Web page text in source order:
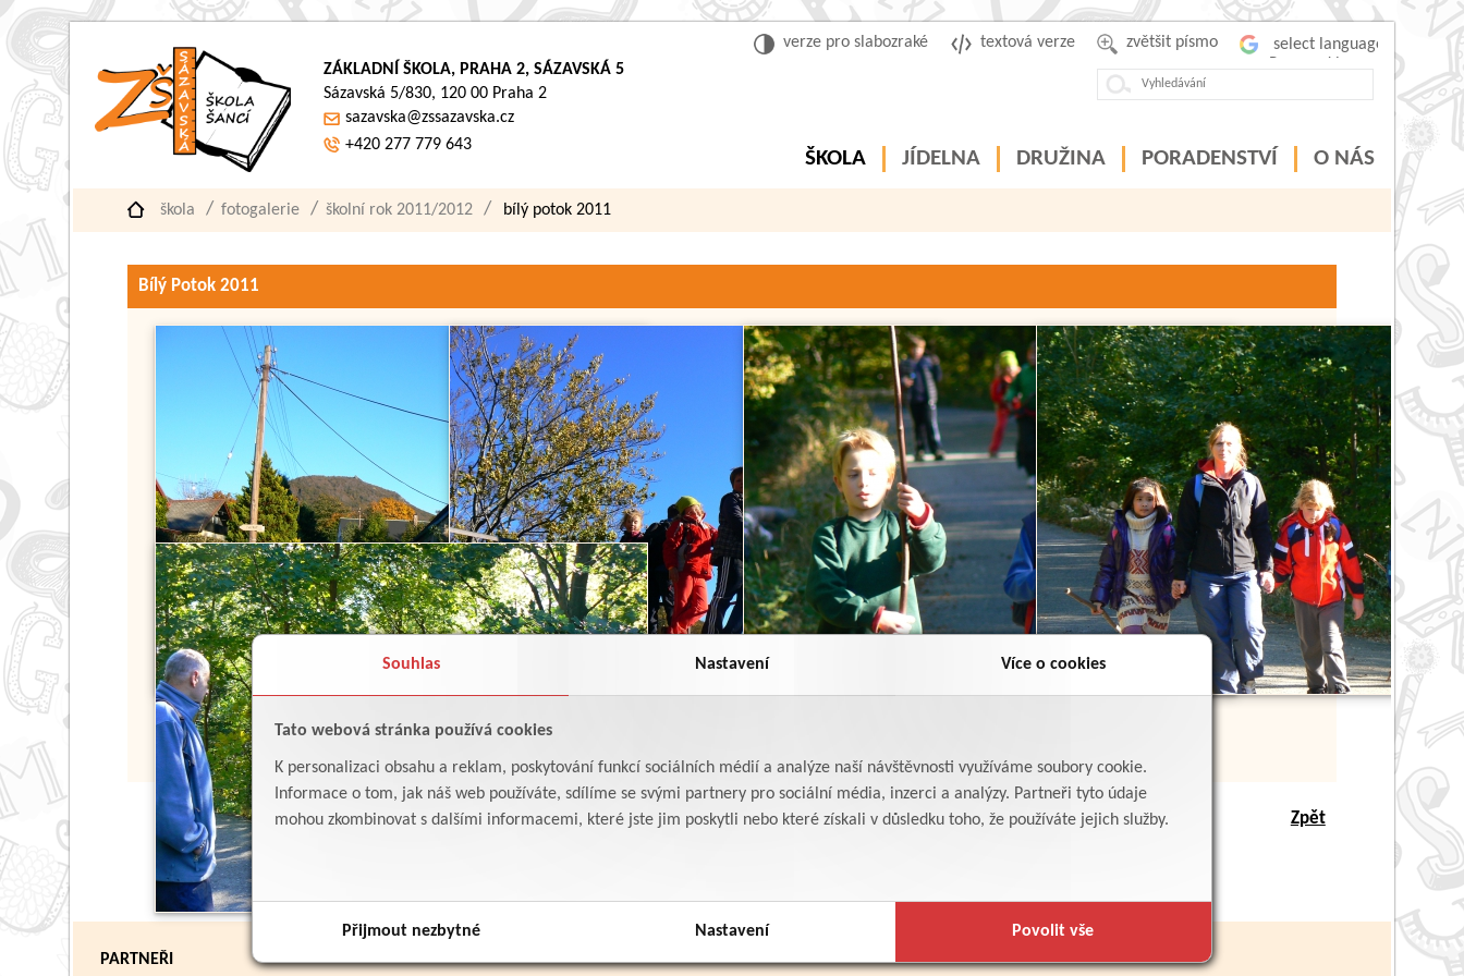
Souhlas Nastavení Více o cookies
Tato webová stránka používá cookies
K personalizaci obsahu a reklam, poskytování funkcí sociálních médií a analýze naší návštěvnosti využíváme soubory cookie.
Informace o tom, jak náš web používáte, sdílíme se svými partnery pro sociální média, inzerci a analýzy. Partneři tyto údaje
mohou zkombinovat s dalšími informacemi, které jste jim poskytli nebo které získali v důsledku toho, že používáte jejich služby.
Přijmout nezbytné Nastavení Povolit vše
zvětšit písmo
textová verze
verze pro slabozraké
ZÁKLADNÍ ŠKOLA, PRAHA 2, SÁZAVSKÁ 5
Sázavská 5/830, 120 00 Praha 2
sazavska@zssazavska.cz
+420 277 779 643
ŠKOLA JÍDELNA DRUŽINA PORADENSTVÍ O NÁS
škola fotogalerie školní rok 2011/2012 bílý potok 2011
Bílý Potok 2011
Zpět
PARTNEŘI